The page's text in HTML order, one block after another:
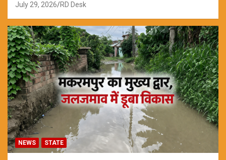
July 29, 2026 RD Desk
NEWS STATE